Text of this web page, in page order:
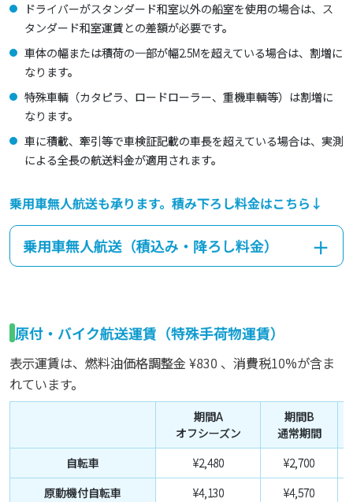
ドライバーがスタンダード和室以外の船室を使用の場合は、ス
タンダード和室運賃との差額が必要です。
車体の幅または積荷の一部が幅2.5Mを超えている場合は、割増に
なります。
特殊車輌（カタピラ、ロードローラー、重機車輌等）は割増に
なります。
車に積載、牽引等で車検証記載の車長を超えている場合は、実測
による全長の航送料金が適用されます。
乗用車無人航送も承ります。積み下ろし料金はこちら↓
乗用車無人航送（積込み・降ろし料金）
原付・バイク航送運賃（特殊手荷物運賃）
表示運賃は、燃料油価格調整金 ¥830 、消費税10%が含ま
れています。
期間A
オフシーズン
期間B
通常期間
自転車
¥2,480
¥2,700
原動機付自転車
¥4,130
¥4,570